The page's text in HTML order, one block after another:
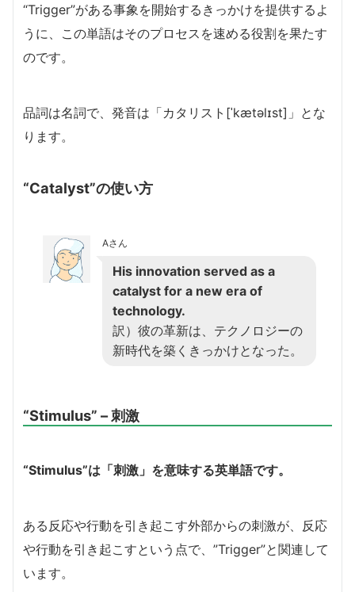
“Trigger”がある事象を開始するきっかけを提供するよ
うに、この単語はそのプロセスを速める役割を果たす
のです。
品詞は名詞で、発音は「カタリスト[ˈkætəlɪst]」とな
ります。
“Catalyst”の使い方
Aさん
His innovation served as a
catalyst for a new era of
technology.
訳）彼の革新は、テクノロジーの
新時代を築くきっかけとなった。
“Stimulus” – 刺激
“Stimulus”は「刺激」を意味する英単語です。
ある反応や行動を引き起こす外部からの刺激が、反応
や行動を引き起こすという点で、”Trigger”と関連して
います。